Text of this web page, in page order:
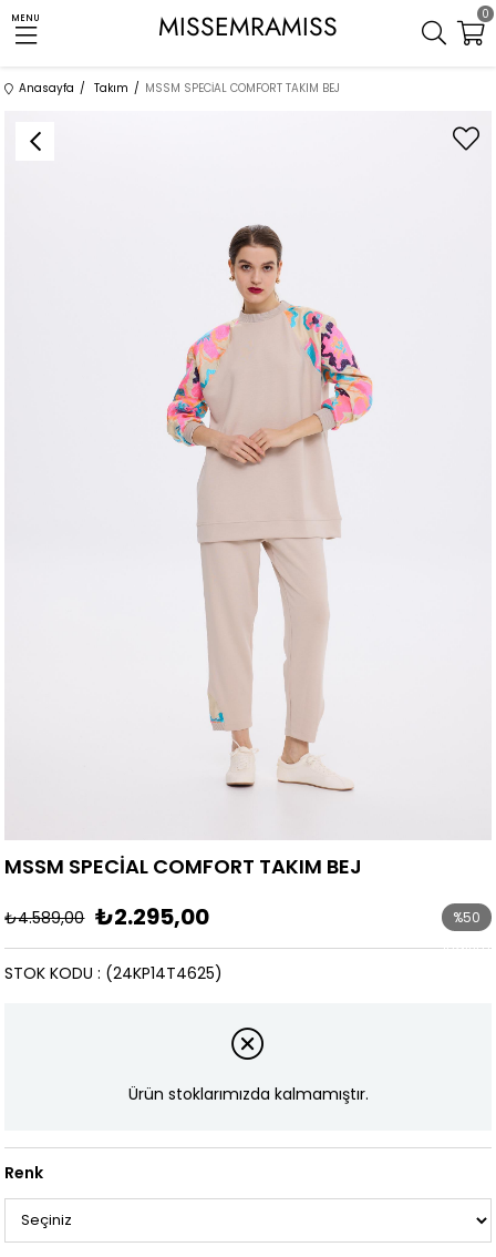
MENU MISSEMRAMISS 0
Anasayfa Takım MSSM SPECİAL COMFORT TAKIM BEJ
MSSM SPECİAL COMFORT TAKIM BEJ
₺4.589,00 ₺2.295,00 %50
İndirim
(24KP14T4625)
STOK KODU
Ürün stoklarımızda kalmamıştır.
Renk